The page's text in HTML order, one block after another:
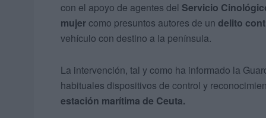
con el apoyo de agentes del Servicio
mujercomo presuntos autores de un delito
vehículo con destino a la península.
La intervención, tal y como ha informado la
habituales dispositivos de control y
estación marítima de Ceuta.